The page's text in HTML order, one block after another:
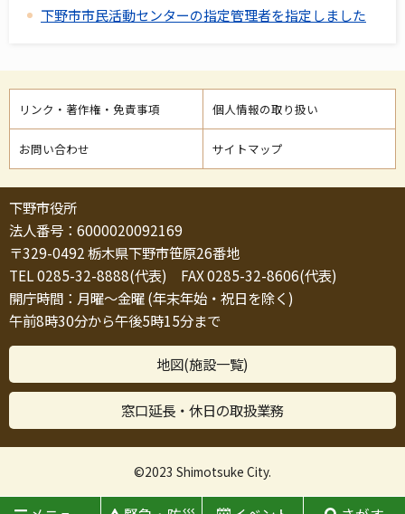
下野市市民活動センターの指定管理者を指定しました
リンク・著作権・免責事項 個人情報の取り扱い
お問い合わせ サイトマップ
下野市役所
法人番号：6000020092169
〒329-0492 栃木県下野市笹原26番地
TEL 0285-32-8888(代表) FAX 0285-32-8606(代表)
開庁時間：月曜～金曜 (年末年始・祝日を除く)
午前8時30分から午後5時15分まで
地図(施設一覧)
窓口延長・休日の取扱業務
©2023 Shimotsuke City.